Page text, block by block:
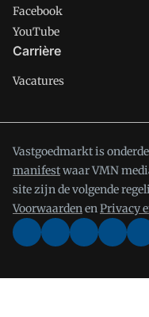
Facebook
YouTube
Carrière
Vacatures
Vastgoedmarkt is
manifestwaar VMN
site zijn de volgende
VoorwaardenenPrivacy